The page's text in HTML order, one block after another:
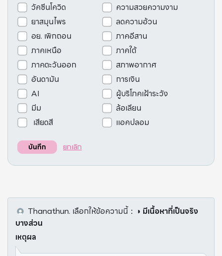
วัคซีนโควิด
ความสวยความงาม
ยาสมุนไพร
ลดความอ้วน
อย. เพิกถอน
ภาคอีสาน
ภาคเหนือ
ภาคใต้
ภาคตะวันออก
สภาพอากาศ
อันดามัน
การเงิน
AI
ผู้บริโภคเฝ้าระวัง
มีม
ล้อเลียน
เสียดสี
แอคปลอม
บันทึก ยกเลิก
Thanathun. เลือกให้ข้อความนี้： ◑ มีเนื้อหาที่เป็นจริง
บางส่วน
เหตุผล